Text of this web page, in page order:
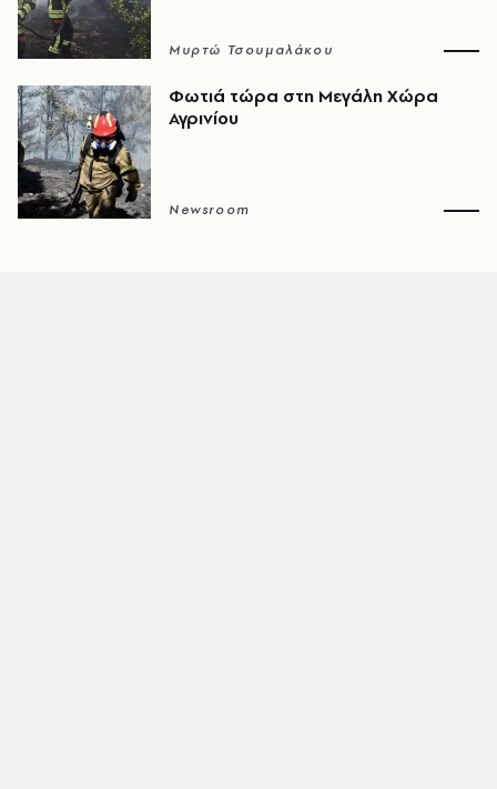
Μυρτώ Τσουμαλάκου
Φωτιά τώρα στη Μεγάλη Χώρα
Αγρινίου
Newsroom